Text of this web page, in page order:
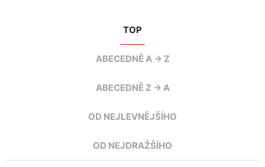
TOP
ABECEDNĚ A -> Z
ABECEDNĚ Z -> A
OD NEJLEVNĚJŠÍHO
OD NEJDRAŽŠÍHO